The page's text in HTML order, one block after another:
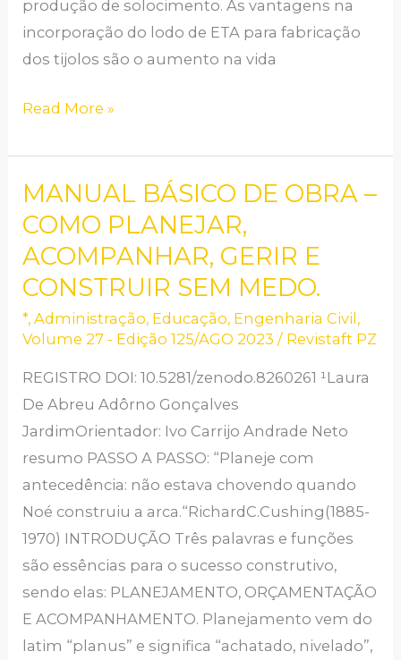
produção de solocimento. As vantagens na
incorporação do lodo de ETA para fabricação
dos tijolos são o aumento na vida
ETA
Read More »
MANUAL BÁSICO DE OBRA –
COMO PLANEJAR,
ACOMPANHAR, GERIR E
CONSTRUIR SEM MEDO.
*,Administração, Educação, Engenharia Civil,
Volume 27 - Edição 125/AGO 2023 / Revistaft PZ
REGISTRO DOI: 10.5281/zenodo.8260261 ¹Laura
De Abreu Adôrno Gonçalves
JardimOrientador: Ivo Carrijo Andrade Neto
resumo PASSO A PASSO: “Planeje com
antecedência: não estava chovendo quando
Noé construiu a arca.“RichardC.Cushing(1885-
1970) INTRODUÇÃO Três palavras e funções
são essências para o sucesso construtivo,
sendo elas: PLANEJAMENTO, ORÇAMENTAÇÃO
E ACOMPANHAMENTO. Planejamento vem do
latim “planus” e significa “achatado, nivelado”,
MANUAL
BÁSICO
DE
–
COMO
ACOMPANHAR,
GERIR
E
CONSTRUIR
SEM
MEDO.